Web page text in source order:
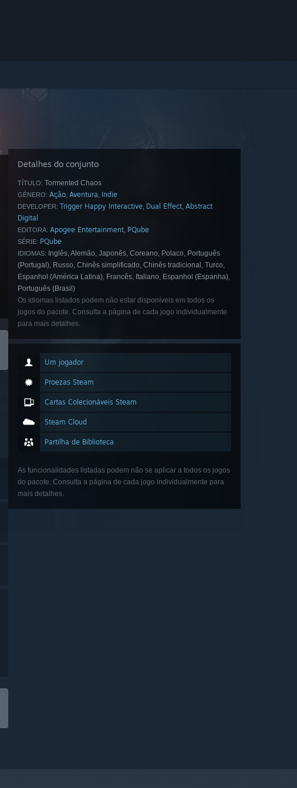
Detalhes do conjunto
TÍTULO: Tormented Chaos
GÉNERO: Ação, Aventura, Indie
DEVELOPER: Trigger Happy Interactive, Dual Effect, Abstract
Digital
EDITORA: Apogee Entertainment, PQube
SÉRIE: PQube
IDIOMAS: Inglês, Alemão, Japonês, Coreano, Polaco, Português
(Portugal), Russo, Chinês simplificado, Chinês tradicional, Turco,
Espanhol (América Latina), Francês, Italiano, Espanhol (Espanha),
Português (Brasil)
Os idiomas listados podem não estar disponíveis em todos os
jogos do pacote. Consulta a página de cada jogo individualmente
para mais detalhes.
Um jogador
Proezas Steam
Cartas Colecionáveis Steam
Steam Cloud
Partilha de Biblioteca
As funcionalidades listadas podem não se aplicar a todos os jogos
do pacote. Consulta a página de cada jogo individualmente para
mais detalhes.